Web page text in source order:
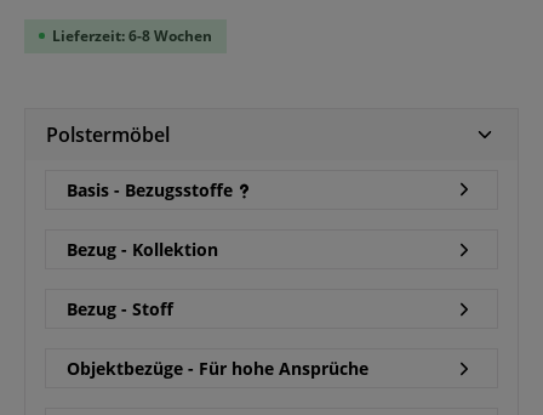
Lieferzeit: 6-8 Wochen
Polstermöbel
Basis - Bezugsstoffe
Bezug - Kollektion
Bezug - Stoff
Objektbezüge - Für hohe Ansprüche